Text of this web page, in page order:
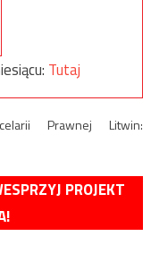
Tutaj
Prawnej Litwin:
PROJEKT